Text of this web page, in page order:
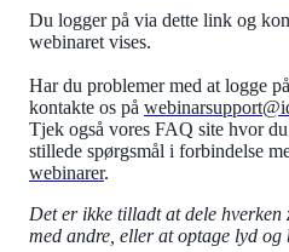
Du logger på via dette link og
webinaret vises.
Har du problemer med at logge
kontakte os på
Tjek også vores FAQ site hvor
stillede spørgsmål i forbindelse
webinarer.
Det er ikke tilladt at dele
med andre, eller at optage lyd